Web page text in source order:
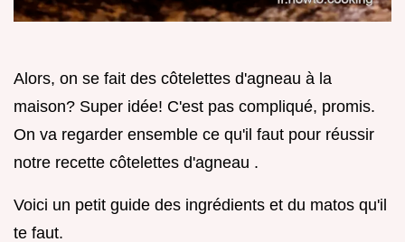
Alors, on se fait des côtelettes d'agneau à la
maison? Super idée! C'est pas compliqué, promis.
On va regarder ensemble ce qu'il faut pour réussir
notre recette côtelettes d'agneau .
Voici un petit guide des ingrédients et du matos qu'il
te faut.